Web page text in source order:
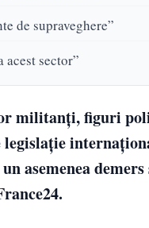
de supraveghere”
sector”
militanţi, figuri
legislaţie
asemenea